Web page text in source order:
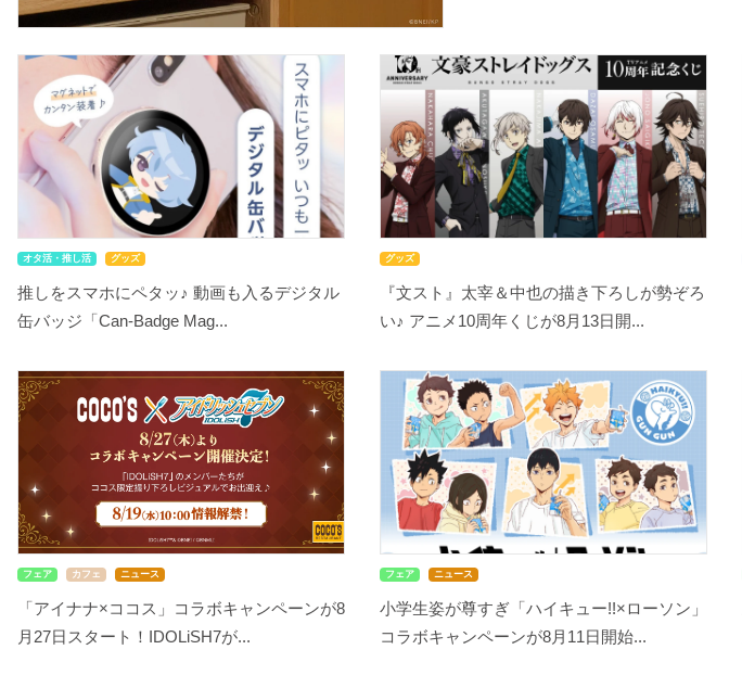
オタ活・推し活 グッズ
推しをスマホにペタッ♪ 動画も入るデジタル
缶バッジ「Can-Badge Mag...
グッズ
『文スト』太宰＆中也の描き下ろしが勢ぞろ
い♪ アニメ10周年くじが8月13日開...
フェア カフェ ニュース
「アイナナ×ココス」コラボキャンペーンが8
月27日スタート！IDOLiSH7が...
フェア ニュース
小学生姿が尊すぎ「ハイキュー!!×ローソン」
コラボキャンペーンが8月11日開始...